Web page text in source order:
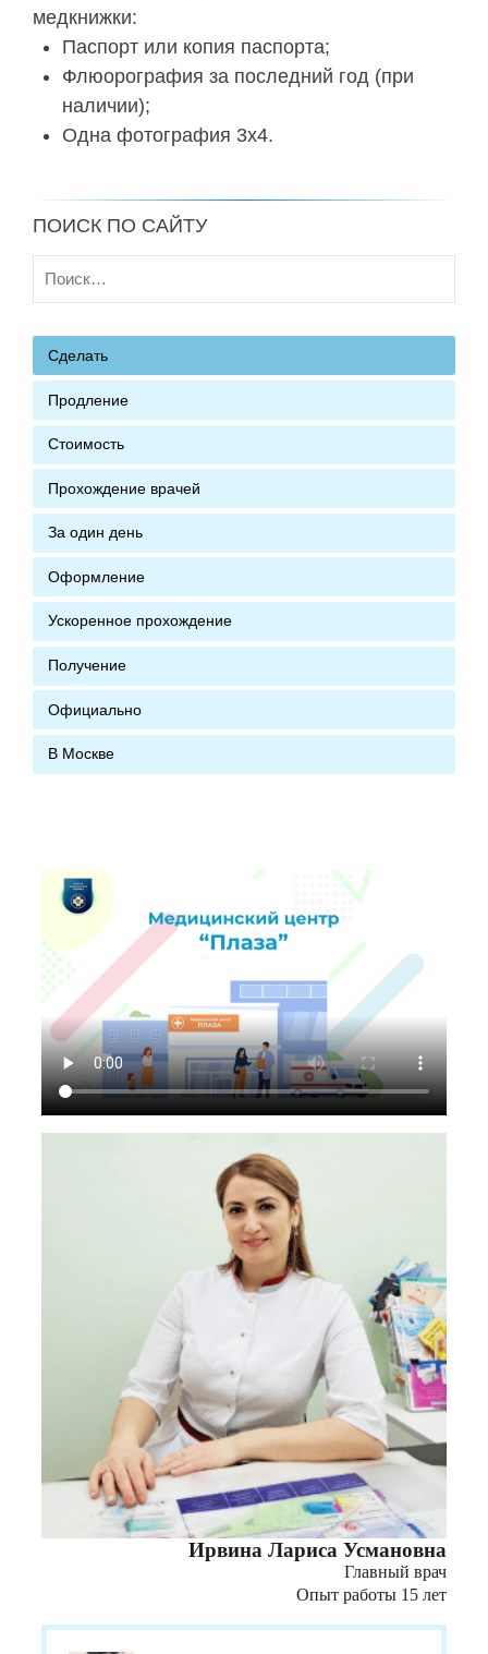
медкнижки:
Паспорт или копия паспорта;
Флюорография за последний год (при
наличии);
Одна фотография 3х4.
ПОИСК ПО САЙТУ
Сделать
Продление
Стоимость
Прохождение врачей
За один день
Оформление
Ускоренное прохождение
Получение
Официально
В Москве
Ирвина Лариса Усмановна
Главный врач
Опыт работы 15 лет